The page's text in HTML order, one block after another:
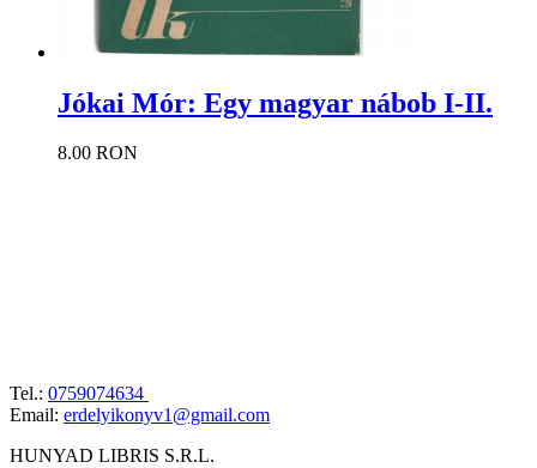
Jókai Mór: Egy magyar nábob I-II.
8.00 RON
Tel.: 0759074634
Email: erdelyikonyv1@gmail.com
HUNYAD LIBRIS S.R.L.